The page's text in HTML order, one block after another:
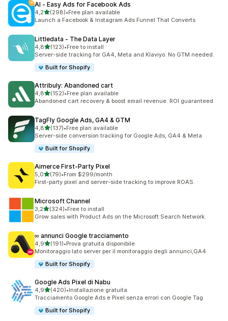
AI ‑ Easy Ads for Facebook Ads
4,2stelle su 5
(298)
298 recensioni totali
•Free plan available
Launch a Facebook & Instagram Ads Funnel That Converts
Littledata ‑ The Data Layer
4,8stelle su 5
(123)
123 recensioni totali
•Free to install
Server-side tracking for GA4, Meta and Klaviyo. No GTM needed.
Built for Shopify
Attribuly: Abandoned cart
4,8stelle su 5
(152)
152 recensioni totali
•Free plan available
Abandoned cart recovery & boost email revenue. ROI guaranteed.
TagFly Google Ads, GA4 & GTM
4,8stelle su 5
(137)
137 recensioni totali
•Free plan available
Server-side conversion tracking for Google Ads, GA4 & Meta
Built for Shopify
Aimerce First‑Party Pixel
5,0stelle su 5
(79)
79 recensioni totali
•From $299/month
First-party pixel and server-side tracking to improve ROAS.
Microsoft Channel
3,2stelle su 5
(324)
324 recensioni totali
•Free to install
Grow sales with Product Ads on the Microsoft Search Network.
∞ annunci Google tracciamento
4,9stelle su 5
(191)
191 recensioni totali
•Prova gratuita disponibile
Monitoraggio lato server per il monitoraggio degli annunci,GA4
Built for Shopify
Google Ads Pixel di Nabu
4,9stelle su 5
(420)
420 recensioni totali
•Installazione gratuita
Tracciamento Google Ads e Pixel senza errori con Google Tag
Built for Shopify